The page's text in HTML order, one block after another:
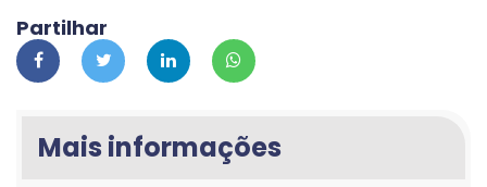
Partilhar
Mais informações